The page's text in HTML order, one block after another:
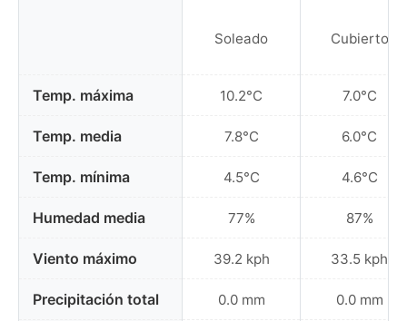
Temp. máxima
Temp. media
Temp. mínima
Humedad media
Viento máximo
Precipitación total
Soleado
10.2°C
7.8°C
4.5°C
77%
39.2 kph
0.0 mm
Cubierto
7.0°C
6.0°C
4.6°C
87%
33.5 kph
0.0 mm